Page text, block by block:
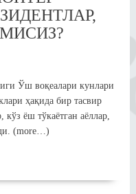
Ўш воқеалари кунлари
ҳақида бир тасвир
ёш тўкаётган аёллар,
(more…)